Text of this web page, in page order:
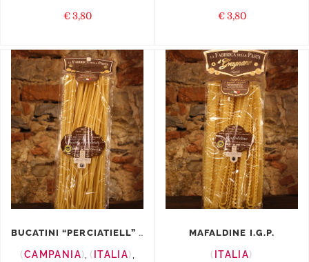
€ 3,80 € 3,80
BUCATINI “PERCIATIELL” ...
CAMPANIA
ITALIA
MAFALDINE I.G.P.
ITALIA